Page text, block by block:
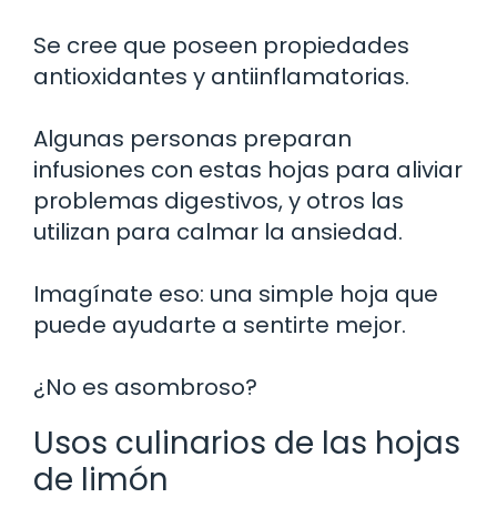
Se cree que poseen propiedades
antioxidantes y antiinflamatorias.
Algunas personas preparan
infusiones con estas hojas para aliviar
problemas digestivos, y otros las
utilizan para calmar la ansiedad.
Imagínate eso: una simple hoja que
puede ayudarte a sentirte mejor.
¿No es asombroso?
Usos culinarios de las hojas
de limón